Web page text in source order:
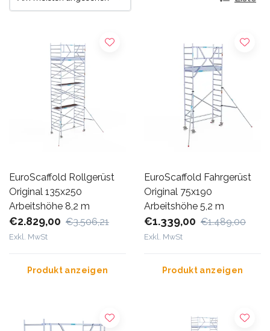
EuroScaffold Rollgerüst
Original 135x250
Arbeitshöhe 8,2 m
€2.829,00 €3.506,21
Exkl. MwSt
Produkt anzeigen
EuroScaffold Fahrgerüst
Original 75x190
Arbeitshöhe 5,2 m
€1.339,00 €1.489,00
Exkl. MwSt
Produkt anzeigen